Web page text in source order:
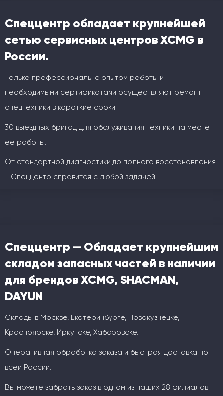
Спеццентр обладает крупнейшей
сетью сервисных центров XCMG в
России.
Только профессионалы с опытом работы и
необходимыми сертификатами осуществляют ремонт
спецтехники в короткие сроки.
30 выездных бригад для обслуживания техники на месте
её работы.
От стандартной диагностики до полного восстановления
- Спеццентр справится с любой задачей.
Спеццентр — Обладает крупнейшим
складом запасных частей в наличии
для брендов XCMG, SHACMAN,
DAYUN
Склады в Москве, Екатеринбурге, Новокузнецке,
Красноярске, Иркутске, Хабаровске.
Оперативная обработка заказа и быстрая доставка по
всей России.
Вы можете забрать заказ в одном из наших 28 филиалов